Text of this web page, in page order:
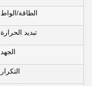
الطاقة/الواط
تبديد الحرارة
الجهد
التكرار